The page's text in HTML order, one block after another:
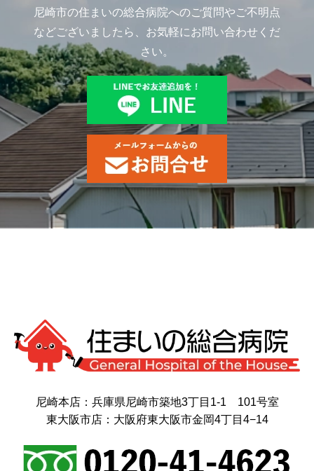
尼崎市の住まいの総合病院へのご質問やご不明点
などございましたら、お気軽にお問い合わせくだ
さい。
尼崎本店：兵庫県尼崎市築地3丁目1-1 101号室
東大阪市店：大阪府東大阪市金岡4丁目4−14